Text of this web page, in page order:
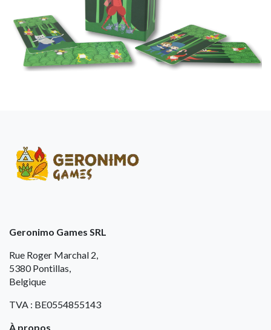
Geronimo Games SRL
Rue Roger Marchal 2,
5380 Pontillas,
Belgique
TVA : BE0554855143
À propos